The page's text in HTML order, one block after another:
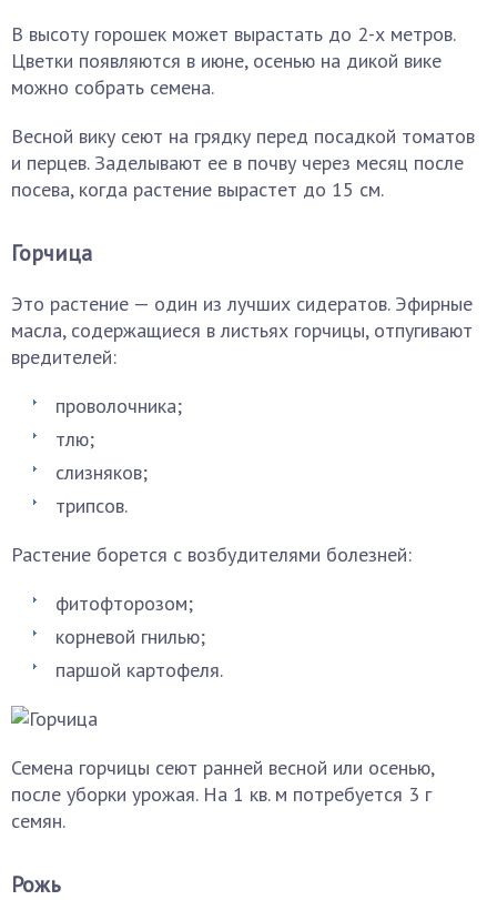
В высоту горошек может вырастать до 2-х метров.
Цветки появляются в июне, осенью на дикой вике
можно собрать семена.
Весной вику сеют на грядку перед посадкой томатов
и перцев. Заделывают ее в почву через месяц после
посева, когда растение вырастет до 15 см.
Горчица
Это растение — один из лучших сидератов. Эфирные
масла, содержащиеся в листьях горчицы, отпугивают
вредителей:
проволочника;
тлю;
слизняков;
трипсов.
Растение борется с возбудителями болезней:
фитофторозом;
корневой гнилью;
паршой картофеля.
Семена горчицы сеют ранней весной или осенью,
после уборки урожая. На 1 кв. м потребуется 3 г
семян.
Рожь